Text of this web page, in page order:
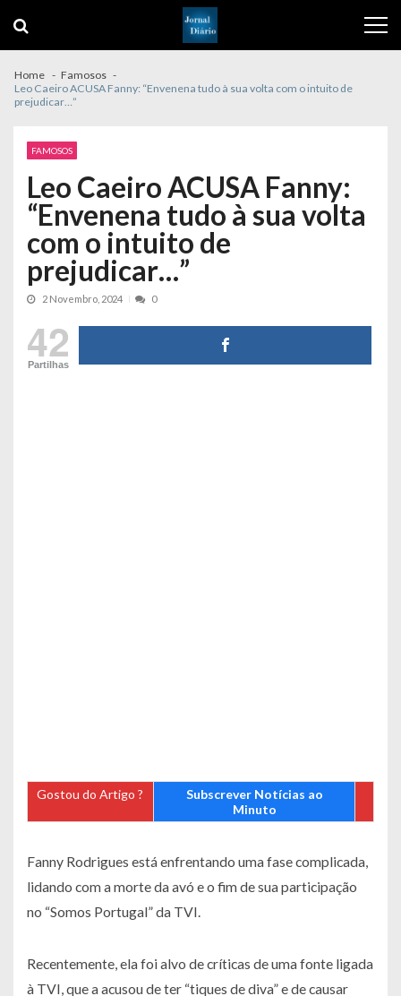
navigation
content
Home
Famosos
Leo Caeiro ACUSA Fanny: “Envenena tudo à sua volta com o intuito de
prejudicar…”
FAMOSOS
Leo Caeiro ACUSA Fanny:
“Envenena tudo à sua volta
com o intuito de
prejudicar…”
2 Novembro, 2024 0
42
Partilhas
Gostou do Artigo ?
Subscrever Notícias ao
Minuto
Fanny Rodrigues está enfrentando uma fase complicada,
lidando com a morte da avó e o fim de sua participação
no “Somos Portugal” da TVI.
Recentemente, ela foi alvo de críticas de uma fonte ligada
à TVI, que a acusou de ter “tiques de diva” e de causar